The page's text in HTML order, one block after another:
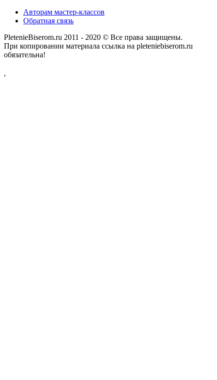
Авторам мастер-классов
Обратная связь
PletenieBiserom.ru 2011 - 2020 © Все права защищены.
При копировании материала ссылка на pleteniebiserom.ru
обязательна!
,